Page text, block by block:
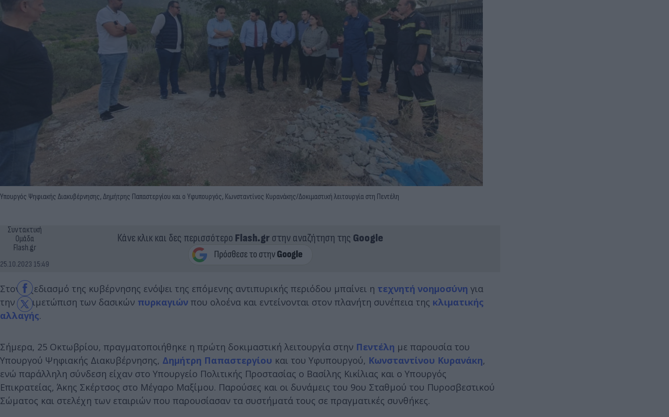
Υπουργός Ψηφιακής Διακυβέρνησης, Δημήτρης Παπαστεργίου και ο Υφυπουργός, Κωνσταντίνος Κυρανάκης/Δοκιμαστική λειτουργία στη Πεντέλη
Συντακτική
Ομάδα
Flash.gr
25.10.2023 15:49
Κάνε κλικ και δες περισσότερο Flash.grστην αναζήτηση της Google
Στον σχεδιασμό της κυβέρνησης ενόψει της επόμενης αντιπυρικής περιόδου μπαίνει η τεχνητή νοημοσύνη για
την αντιμετώπιση των δασικών πυρκαγιών που ολοένα και εντείνονται στον πλανήτη συνέπεια της κλιματικής
αλλαγής.
Σήμερα, 25 Οκτωβρίου, πραγματοποιήθηκε η πρώτη δοκιμαστική λειτουργία στην Πεντέλη με παρουσία του
Υπουργού Ψηφιακής Διακυβέρνησης, Δημήτρη Παπαστεργίου και του Υφυπουργού, Κωνσταντίνου Κυρανάκη,
ενώ παράλληλη σύνδεση είχαν στο Υπουργείο Πολιτικής Προστασίας o Βασίλης Κικίλιας και o Yπουργός
Επικρατείας, Άκης Σκέρτσος στο Μέγαρο Μαξίμου. Παρούσες και οι δυνάμεις του 9ου Σταθμού του Πυροσβεστικού
Σώματος και στελέχη των εταιριών που παρουσίασαν τα συστήματά τους σε πραγματικές συνθήκες.